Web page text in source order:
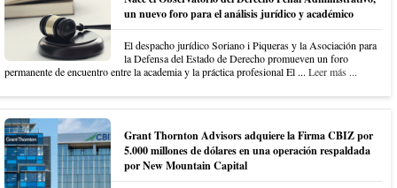
un nuevo foro para el análisis jurídico y académico
El despacho jurídico Soriano i Piqueras y la Asociación para
la Defensa del Estado de Derecho promueven un foro
permanente de encuentro entre la academia y la práctica profesional El ... Leer más ...
Grant Thornton Advisors adquiere la Firma CBIZ por
5.000 millones de dólares en una operación respaldada
por New Mountain Capital